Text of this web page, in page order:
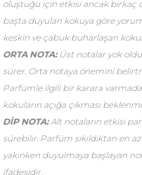
oluştuğu için etkisi ancak birkaç
başta duyulan kokuya göre
keskin ve çabuk buharlaşan
ORTA NOTA: Üst notalar yok
sürer. Orta notaya önemini
Parfümle ilgili bir karara
kokuların açığa çıkması
DİP NOTA:Alt notaların etkisi
sürebilir. Parfüm sıkıldıktan en
yakınken duyulmaya başlayan
ifadesidir.